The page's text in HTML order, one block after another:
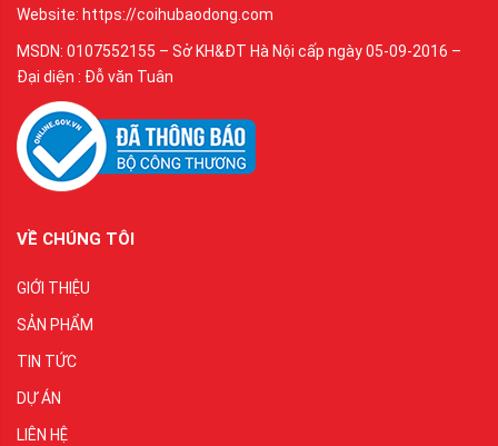
Website: https://coihubaodong.com
MSDN: 0107552155 – Sở KH&ĐT Hà Nội cấp ngày 05-09-2016 –
Đại diện : Đỗ văn Tuân
VỀ CHÚNG TÔI
GIỚI THIỆU
SẢN PHẨM
TIN TỨC
DỰ ÁN
LIÊN HỆ